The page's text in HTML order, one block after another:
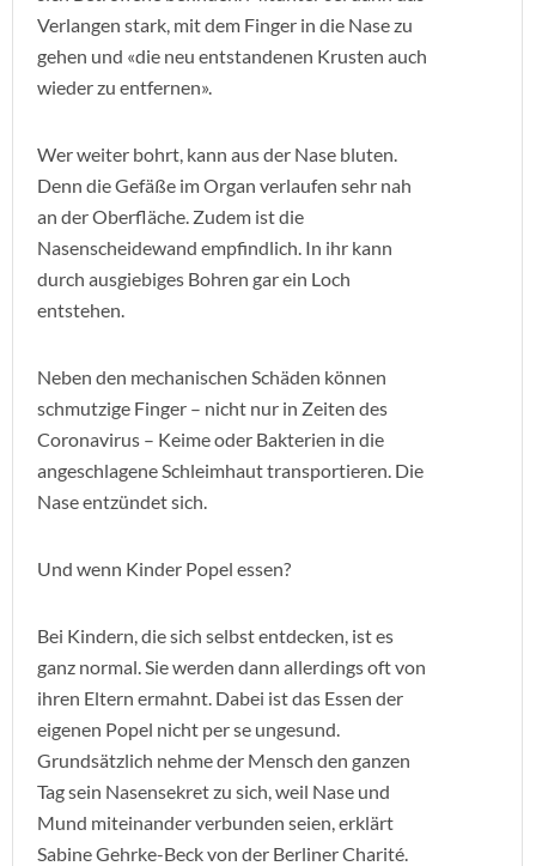
Verlangen stark, mit dem Finger in die Nase zu
gehen und «die neu entstandenen Krusten auch
wieder zu entfernen».
Wer weiter bohrt, kann aus der Nase bluten.
Denn die Gefäße im Organ verlaufen sehr nah
an der Oberfläche. Zudem ist die
Nasenscheidewand empfindlich. In ihr kann
durch ausgiebiges Bohren gar ein Loch
entstehen.
Neben den mechanischen Schäden können
schmutzige Finger – nicht nur in Zeiten des
Coronavirus – Keime oder Bakterien in die
angeschlagene Schleimhaut transportieren. Die
Nase entzündet sich.
Und wenn Kinder Popel essen?
Bei Kindern, die sich selbst entdecken, ist es
ganz normal. Sie werden dann allerdings oft von
ihren Eltern ermahnt. Dabei ist das Essen der
eigenen Popel nicht per se ungesund.
Grundsätzlich nehme der Mensch den ganzen
Tag sein Nasensekret zu sich, weil Nase und
Mund miteinander verbunden seien, erklärt
Sabine Gehrke-Beck von der Berliner Charité.